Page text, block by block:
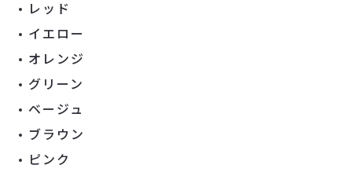
レッド
イエロー
オレンジ
グリーン
ベージュ
ブラウン
ピンク